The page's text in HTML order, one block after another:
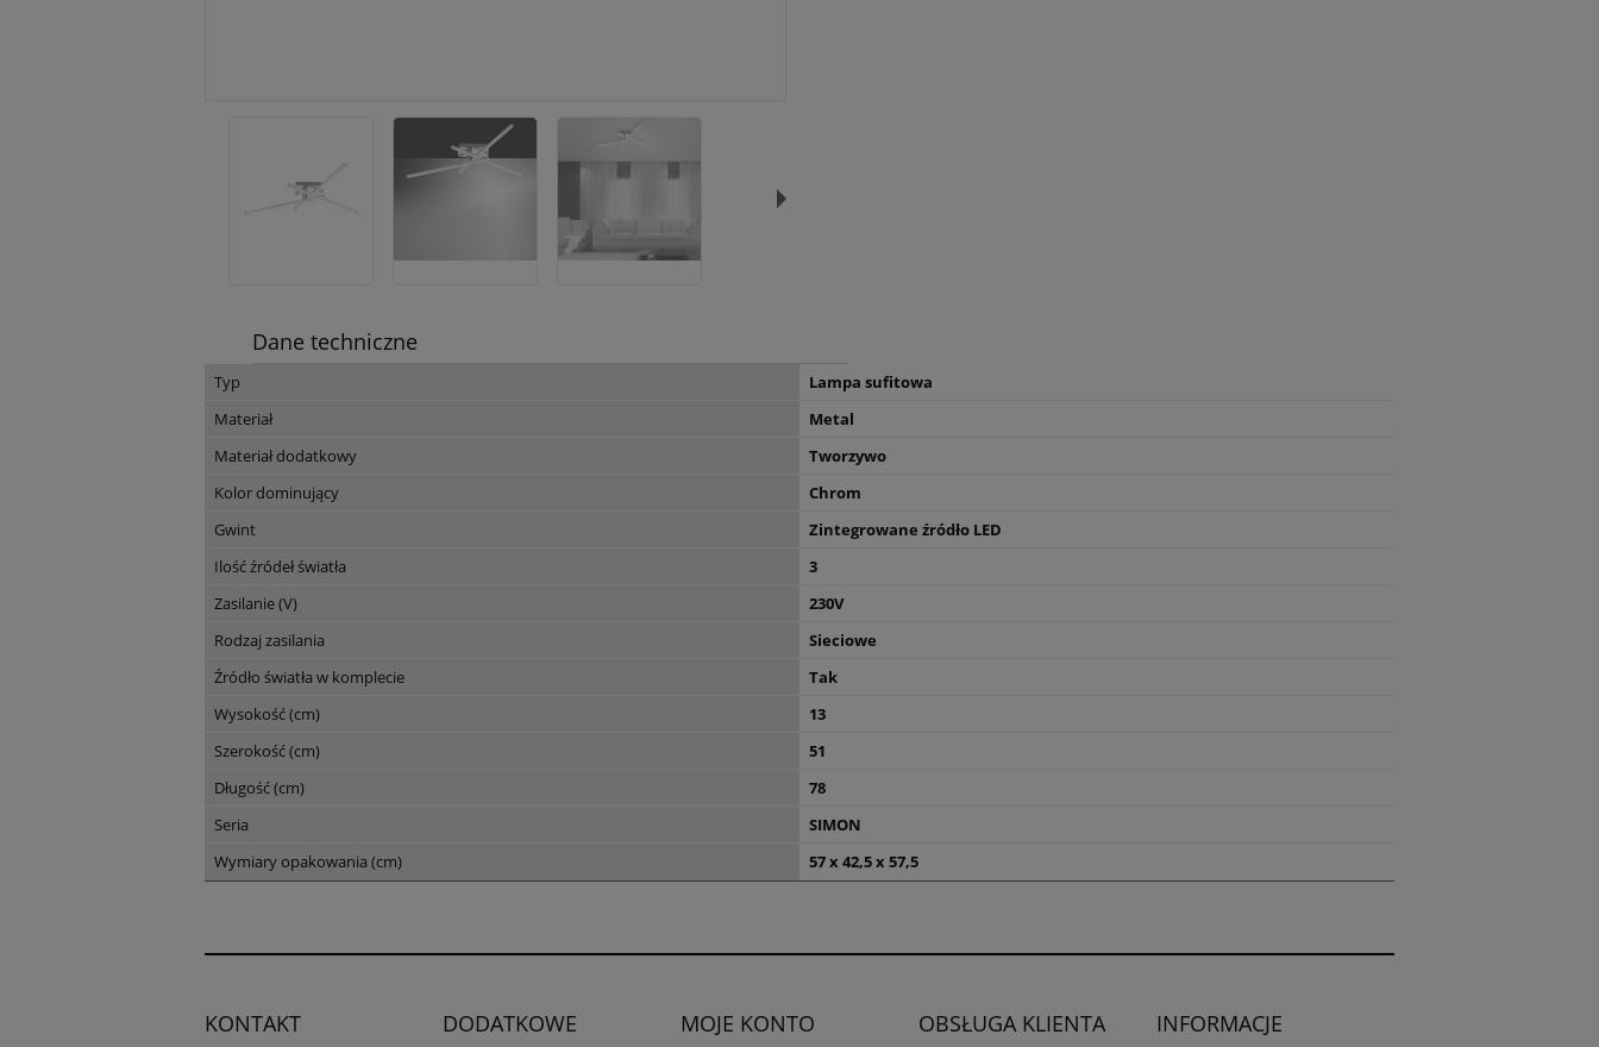
Dane techniczne
Typ
Lampa sufitowa
Materiał
Metal
Materiał dodatkowy
Tworzywo
Kolor dominujący
Chrom
Gwint
Zintegrowane źródło LED
Ilość źródeł światła
3
Zasilanie (V)
230V
Rodzaj zasilania
Sieciowe
Źródło światła w komplecie
Tak
Wysokość (cm)
13
Szerokość (cm)
51
Długość (cm)
78
Seria
SIMON
Wymiary opakowania (cm)
57 x 42,5 x 57,5
KONTAKT DODATKOWE MOJE KONTO OBSŁUGA KLIENTA INFORMACJE